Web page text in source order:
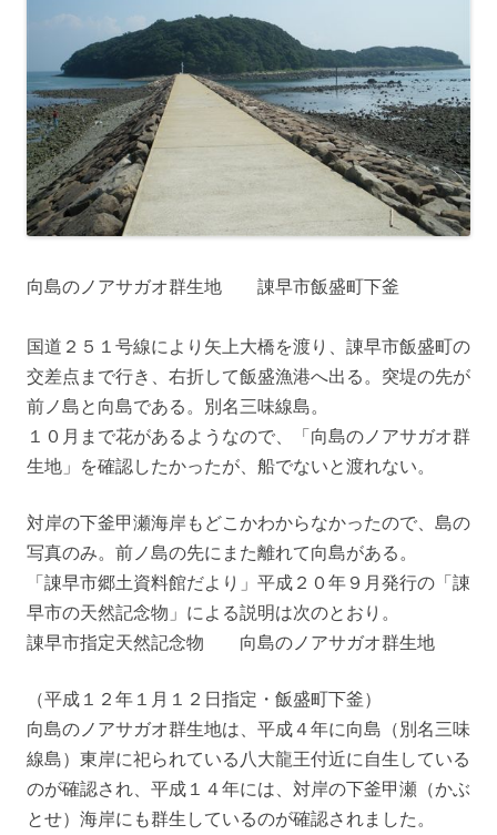
向島のノアサガオ群生地 諌早市飯盛町下釜
国道２５１号線により矢上大橋を渡り、諌早市飯盛町の
交差点まで行き、右折して飯盛漁港へ出る。突堤の先が
前ノ島と向島である。別名三味線島。
１０月まで花があるようなので、「向島のノアサガオ群
生地」を確認したかったが、船でないと渡れない。
対岸の下釜甲瀬海岸もどこかわからなかったので、島の
写真のみ。前ノ島の先にまた離れて向島がある。
「諌早市郷土資料館だより」平成２０年９月発行の「諌
早市の天然記念物」による説明は次のとおり。
諌早市指定天然記念物 向島のノアサガオ群生地
（平成１２年１月１２日指定・飯盛町下釜）
向島のノアサガオ群生地は、平成４年に向島（別名三味
線島）東岸に祀られている八大龍王付近に自生している
のが確認され、平成１４年には、対岸の下釜甲瀬（かぶ
とせ）海岸にも群生しているのが確認されました。